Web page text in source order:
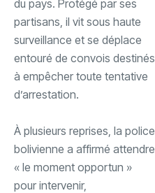
du pays. Protégé par ses
partisans, il vit sous haute
surveillance et se déplace
entouré de convois destinés
à empêcher toute tentative
d’arrestation.
‎À plusieurs reprises, la police
bolivienne a affirmé attendre
« le moment opportun »
pour intervenir,